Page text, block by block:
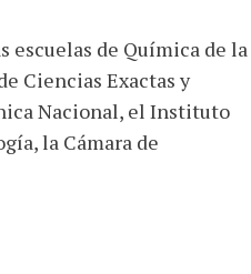
escuelas de Química de la
Ciencias Exactas y
Nacional, el Instituto
la Cámara de